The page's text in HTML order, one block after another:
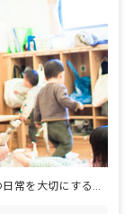
定員99名、大所帯でも一人ひとりの日常を大切にする。行事に追われない毎日を築く認可保育園です。